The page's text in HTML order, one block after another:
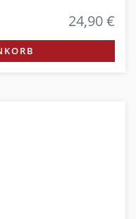
24,90 €